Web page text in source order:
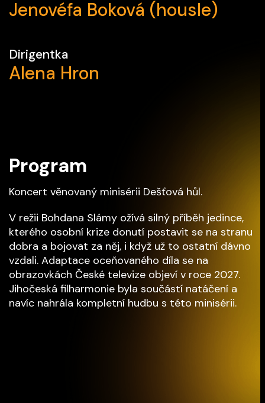
Jenovéfa Boková (housle)
Dirigentka
Alena Hron
Program
Koncert věnovaný minisérii Dešťová hůl.
V režii Bohdana Slámy ožívá silný příběh jedince,
kterého osobní krize donutí postavit se na stranu
dobra a bojovat za něj, i když už to ostatní dávno
vzdali. Adaptace oceňovaného díla se na
obrazovkách České televize objeví v roce 2027.
Jihočeská filharmonie byla součástí natáčení a
navíc nahrála kompletní hudbu s této minisérii.